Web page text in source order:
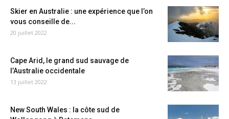
Skier en Australie : une expérience que l’on
vous conseille de...
20 juillet 2022
Cape Arid, le grand sud sauvage de
l’Australie occidentale
13 juillet 2022
New South Wales : la côte sud de